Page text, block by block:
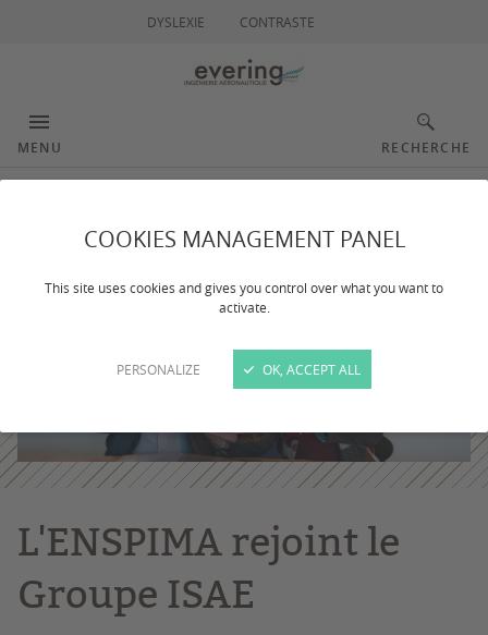
COOKIES MANAGEMENT PANEL
This site uses cookies and gives you control over what you want to
activate.
PERSONALIZE OK, ACCEPT ALL
DYSLEXIE CONTRASTE
MENU RECHERCHE
L'ENSPIMA rejoint le
Groupe ISAE